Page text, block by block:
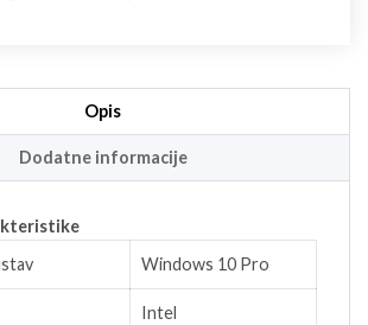
Opis
Dodatne informacije
Windows 10 Pro
Intel